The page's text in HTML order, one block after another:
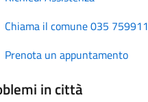
Chiama il comune 035 759911
Prenota un appuntamento
in città